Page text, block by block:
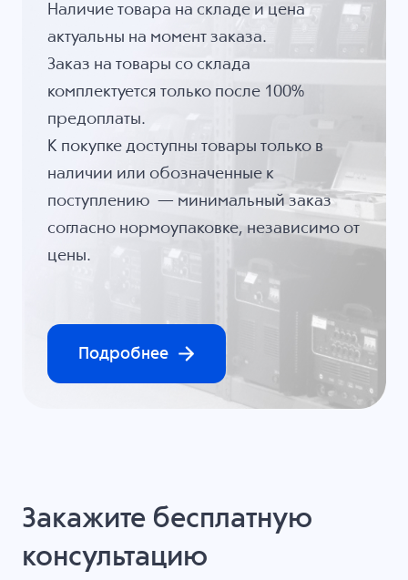
Наличие товара на складе и цена
актуальны на момент заказа.
Заказ на товары со склада
комплектуется только после 100%
предоплаты.
К покупке доступны товары только в
наличии или обозначенные к
поступлению — минимальный заказ
согласно нормоупаковке, независимо от
цены.
Подробнее
Закажите бесплатную
консультацию